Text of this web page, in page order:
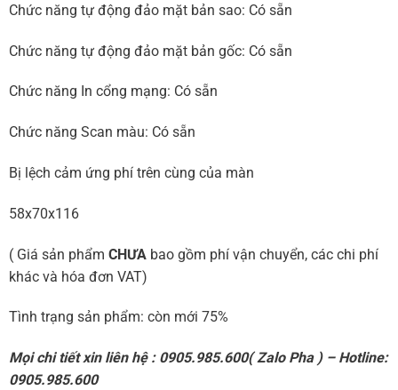
Chức năng tự động đảo mặt bản sao: Có sẵn
Chức năng tự động đảo mặt bản gốc: Có sẵn
Chức năng In cổng mạng: Có sẵn
Chức năng Scan màu: Có sẵn
Bị lệch cảm ứng phí trên cùng của màn
58x70x116
( Giá sản phẩm CHƯAbao gồm phí vận chuyển, các chi phí
khác và hóa đơn VAT)
Tình trạng sản phẩm: còn mới 75%
Mọi chi tiết xin liên hệ : 0905.985.600( Zalo Pha ) – Hotline:
0905.985.600